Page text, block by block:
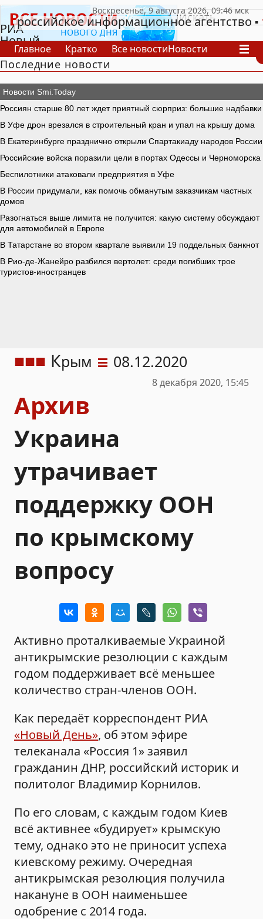
РИА
Новый
День
российское информационное агентство
Главное Кратко Все новостиНовости
В России
В мире
СпецпроектыПроекты Архив
Последние новости
Крым 08.12.2020
8 декабря 2020, 15:45
Архив
Украина
утрачивает
поддержку ООН
по крымскому
вопросу
Активно проталкиваемые Украиной
антикрымские резолюции с каждым
годом поддерживает всё меньшее
количество стран-членов ООН.
Как передаёт корреспондент РИА
«Новый День», об этом эфире
телеканала «Россия 1» заявил
гражданин ДНР, российский историк и
политолог Владимир Корнилов.
По его словам, с каждым годом Киев
всё активнее «будирует» крымскую
тему, однако это не приносит успеха
киевскому режиму. Очередная
антикрымская резолюция получила
накануне в ООН наименьшее
одобрение с 2014 года.